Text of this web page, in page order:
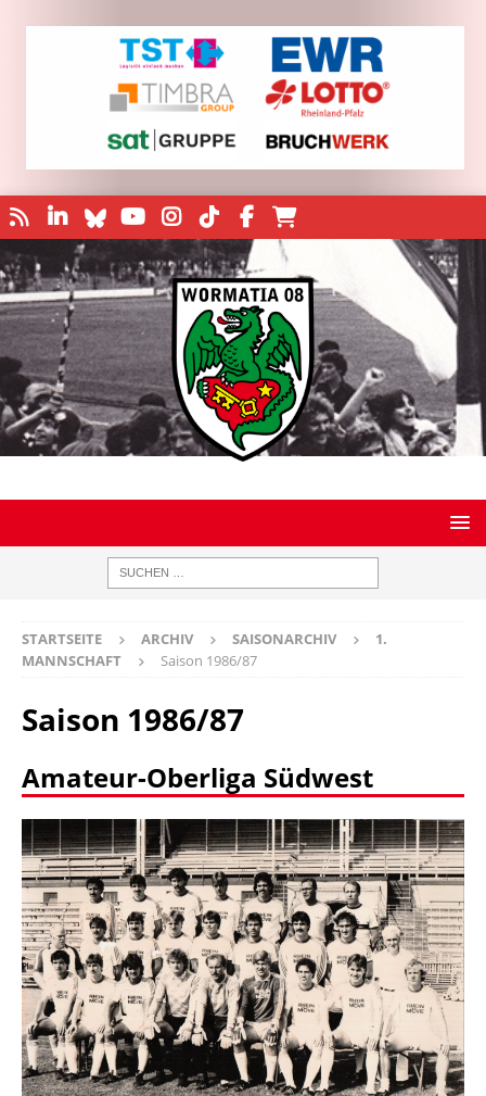
STARTSEITE ARCHIV SAISONARCHIV
1.
MANNSCHAFT
Saison 1986/87
Saison 1986/87
Amateur-Oberliga Südwest